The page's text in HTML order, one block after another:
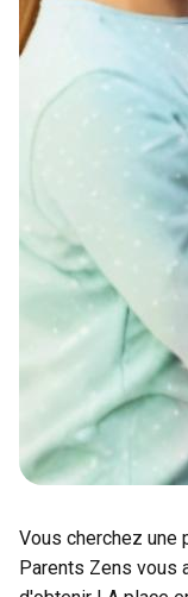
Vous cherchez une
Parents Zens vous